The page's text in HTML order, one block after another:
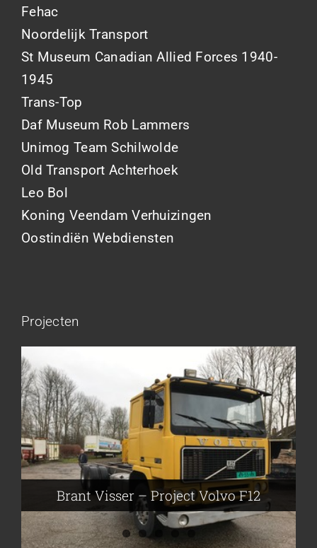
Fehac
Noordelijk Transport
St Museum Canadian Allied Forces 1940-
1945
Trans-Top
Daf Museum Rob Lammers
Unimog Team Schilwolde
Old Transport Achterhoek
Leo Bol
Koning Veendam Verhuizingen
Oostindiën Webdiensten
Projecten
Brant Visser – Project Volvo F12
Flikkema – Spijk
Brant Visser – Project Volvo F88
Auke van der Kooi – Projekt Scania
John Moesker – Project Bedford